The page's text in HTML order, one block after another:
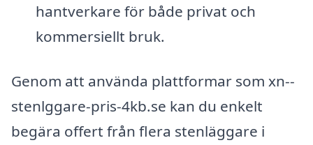
hantverkare för både privat och
kommersiellt bruk.
Genom att använda plattformar som xn--
stenlggare-pris-4kb.se kan du enkelt
begära offert från flera stenläggare i